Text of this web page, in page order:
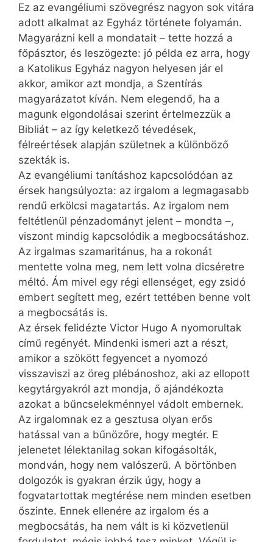
Ez az evangéliumi szövegrész nagyon sok vitára
adott alkalmat az Egyház története folyamán.
Magyarázni kell a mondatait – tette hozzá a
főpásztor, és leszögezte: jó példa ez arra, hogy
a Katolikus Egyház nagyon helyesen jár el
akkor, amikor azt mondja, a Szentírás
magyarázatot kíván. Nem elegendő, ha a
magunk elgondolásai szerint értelmezzük a
Bibliát – az így keletkező tévedések,
félreértések alapján születnek a különböző
szekták is.
Az evangéliumi tanításhoz kapcsolódóan az
érsek hangsúlyozta: az irgalom a legmagasabb
rendű erkölcsi magatartás. Az irgalom nem
feltétlenül pénzadományt jelent – mondta –,
viszont mindig kapcsolódik a megbocsátáshoz.
Az irgalmas szamaritánus, ha a rokonát
mentette volna meg, nem lett volna dicséretre
méltó. Ám mivel egy régi ellenséget, egy zsidó
embert segített meg, ezért tettében benne volt
a megbocsátás is.
Az érsek felidézte Victor Hugo A nyomorultak
című regényét. Mindenki ismeri azt a részt,
amikor a szökött fegyencet a nyomozó
visszaviszi az öreg plébánoshoz, aki az ellopott
kegytárgyakról azt mondja, ő ajándékozta
azokat a bűncselekménnyel vádolt embernek.
Az irgalomnak ez a gesztusa olyan erős
hatással van a bűnözőre, hogy megtér. E
jelenetet lélektanilag sokan kifogásolták,
mondván, hogy nem valószerű. A börtönben
dolgozók is gyakran érzik úgy, hogy a
fogvatartottak megtérése nem minden esetben
őszinte. Ennek ellenére az irgalom és a
megbocsátás, ha nem vált is ki közvetlenül